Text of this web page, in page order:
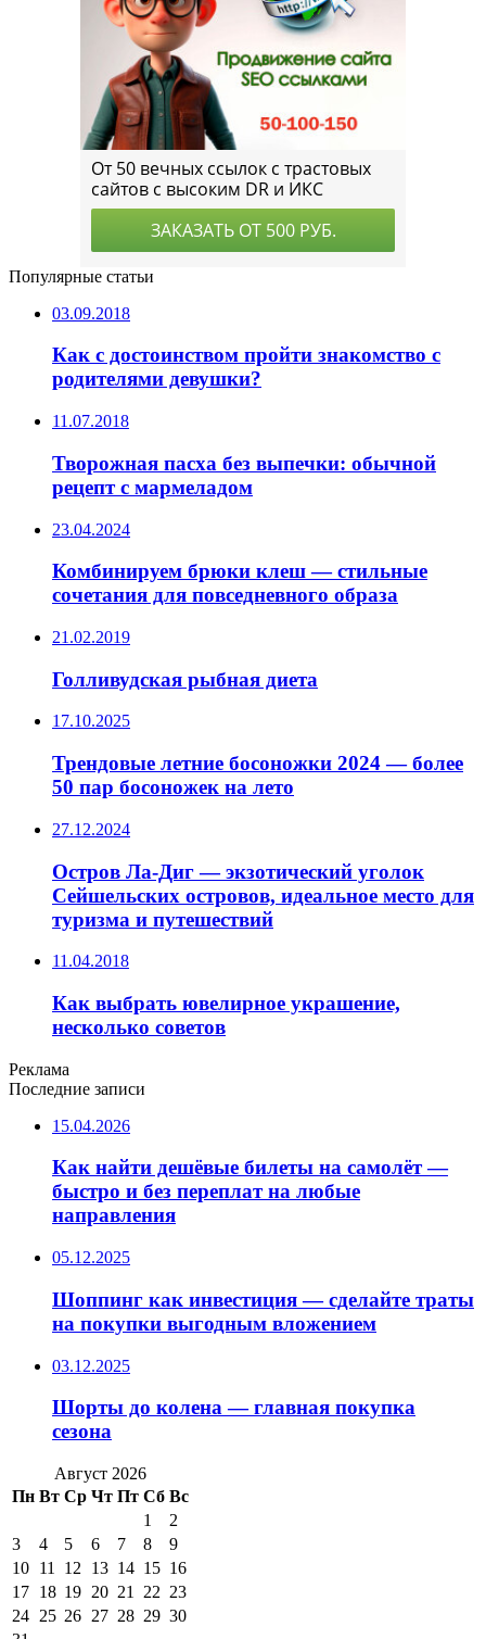
Популярные статьи
03.09.2018
Как с достоинством пройти знакомство с
родителями девушки?
11.07.2018
Творожная пасха без выпечки: обычной
рецепт с мармеладом
23.04.2024
Комбинируем брюки клеш — стильные
сочетания для повседневного образа
21.02.2019
Голливудская рыбная диета
17.10.2025
Трендовые летние босоножки 2024 — более
50 пар босоножек на лето
27.12.2024
Остров Ла-Диг — экзотический уголок
Сейшельских островов, идеальное место для
туризма и путешествий
11.04.2018
Как выбрать ювелирное украшение,
несколько советов
Реклама
Последние записи
15.04.2026
Как найти дешёвые билеты на самолёт —
быстро и без переплат на любые
направления
05.12.2025
Шоппинг как инвестиция — сделайте траты
на покупки выгодным вложением
03.12.2025
Шорты до колена — главная покупка
сезона
Август 2026
Пн Вт Ср Чт Пт Сб Вс
1
2
3
4 5 6 7 8
9
10 11 12 13 14 15 16
17 18 19 20 21 22 23
24 25 26 27 28 29 30